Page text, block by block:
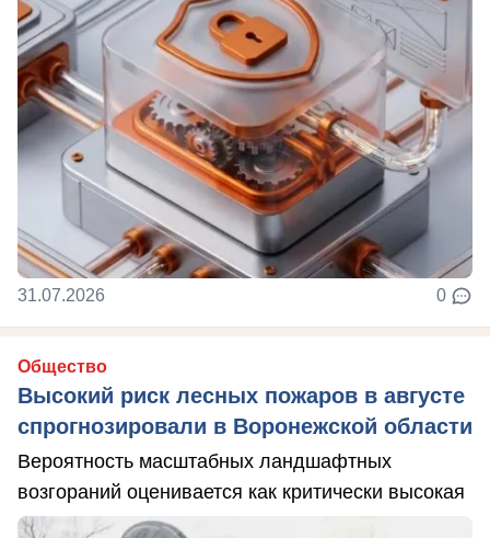
31.07.2026 0
Общество
Высокий риск лесных пожаров в августе
спрогнозировали в Воронежской области
Вероятность масштабных ландшафтных
возгораний оценивается как критически высокая